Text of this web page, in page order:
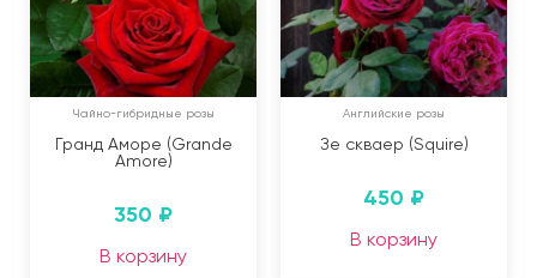
Чайно-гибридные розы
Гранд Аморе (Grande
Amore)
350 ₽
В корзину
Английские розы
Зе скваер (Squire)
450 ₽
В корзину